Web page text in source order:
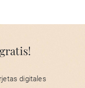
digitales